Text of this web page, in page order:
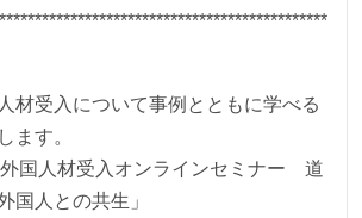
材受入について事例とともに学べる
ます。
国人材受入オンラインセミナー 道
国人との共生」